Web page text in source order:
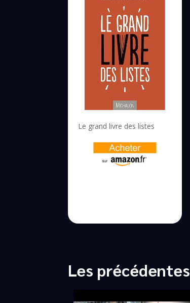
Le grand livre des listes
Les